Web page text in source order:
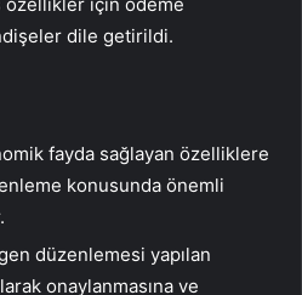
dile getirildi.
fayda sağlayan özelliklere
konusunda önemli
düzenlemesi yapılan
onaylanmasına ve